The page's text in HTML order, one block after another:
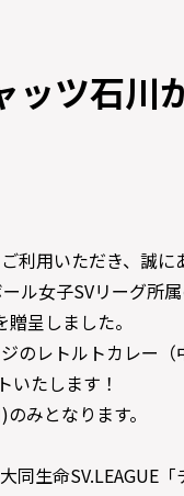
ッツ石川
利用いただき、誠に
ル女子SVリーグ所
呈しました。
のレトルトカレー
いたします！
みとなります。
同生命